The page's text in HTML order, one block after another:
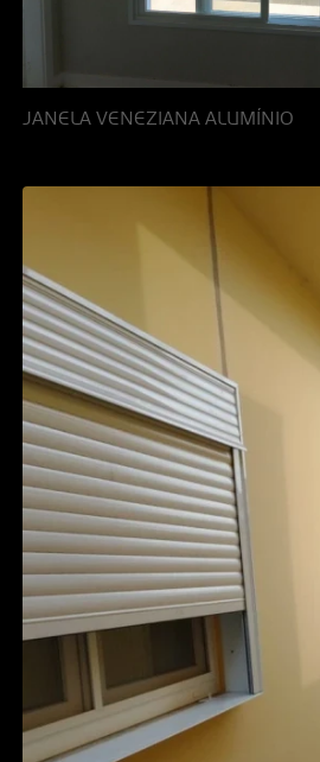
JANELA VENEZIANA ALUMÍNIO